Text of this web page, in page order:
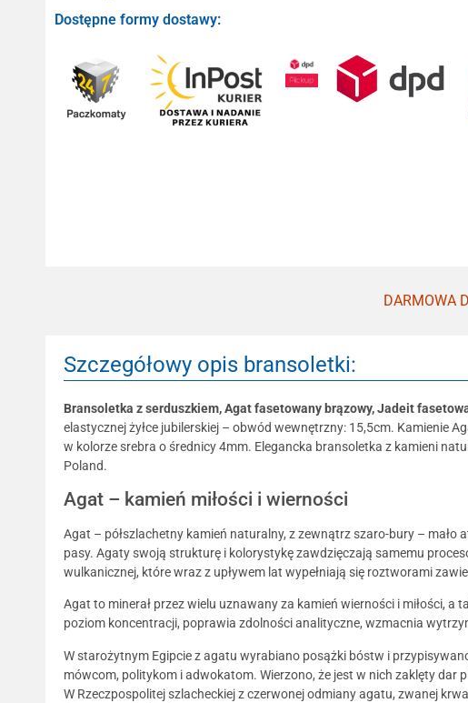
Dostępne formy dostawy:
DARMOWA
Szczegółowy opis bransoletki:
Bransoletka z serduszkiem, Agat fasetowany brązowy, Jadeit
elastycznej żyłce jubilerskiej – obwód wewnętrzny: 15,5cm. Kamienie
w kolorze srebra o średnicy 4mm. Elegancka bransoletka z kamieni
Poland.
Agat – kamień miłości i wierności
Agat – półszlachetny kamień naturalny, z zewnątrz szaro-bury –
pasy. Agaty swoją strukturę i kolorystykę zawdzięczają samemu
wulkanicznej, które wraz z upływem lat wypełniają się roztworami
Agat to minerał przez wielu uznawany za kamień wierności i miłości,
poziom koncentracji, poprawia zdolności analityczne, wzmacnia
W starożytnym Egipcie z agatu wyrabiano posążki bóstw i
mówcom, politykom i adwokatom. Wierzono, że jest w nich zaklęty dar
W Rzeczpospolitej szlacheckiej z czerwonej odmiany agatu, zwanej